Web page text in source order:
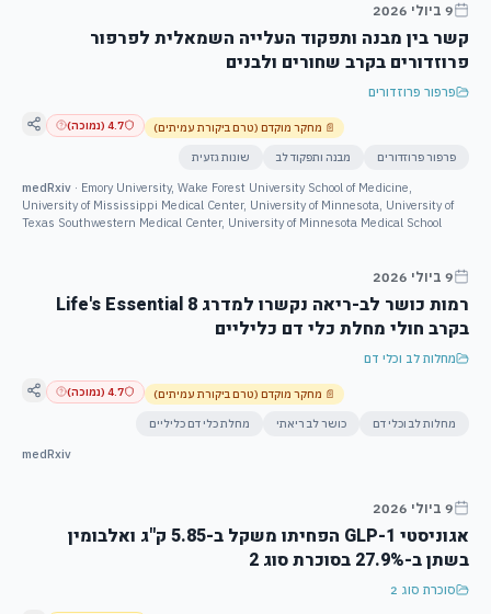
9 ביולי 2026
קשר בין מבנה ותפקוד העלייה השמאלית לפרפור
פרוזדורים בקרב שחורים ולבנים
פרפור פרוזדורים
📄 מחקר מוקדם (טרם ביקורת עמיתים) 4.7
(נמוכה)
פרפור פרוזדורים מבנה ותפקוד לב שונות גזעית
medRxiv · Emory University, Wake Forest University School of Medicine,
University of Mississippi Medical Center, University of Minnesota, University of
Texas Southwestern Medical Center, University of Minnesota Medical School
9 ביולי 2026
רמות כושר לב-ריאה נקשרו למדרג Life's Essential 8
בקרב חולי מחלת כלי דם כליליים
מחלות לב וכלי דם
📄 מחקר מוקדם (טרם ביקורת עמיתים) 4.7
(נמוכה)
מחלות לב וכלי דם כושר לב ריאתי מחלת כלי דם כליליים
medRxiv
9 ביולי 2026
אגוניסטי GLP-1 הפחיתו משקל ב-5.85 ק"ג ואלבומין
בשתן ב-27.9% בסוכרת סוג 2
סוכרת סוג 2